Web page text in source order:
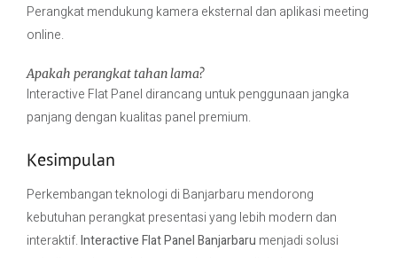
Perangkat mendukung kamera eksternal dan aplikasi meeting
online.
Apakah perangkat tahan lama?
Interactive Flat Panel dirancang untuk penggunaan jangka
panjang dengan kualitas panel premium.
Kesimpulan
Perkembangan teknologi di Banjarbaru mendorong
kebutuhan perangkat presentasi yang lebih modern dan
interaktif.Interactive Flat Panel Banjarbaru menjadi solusi